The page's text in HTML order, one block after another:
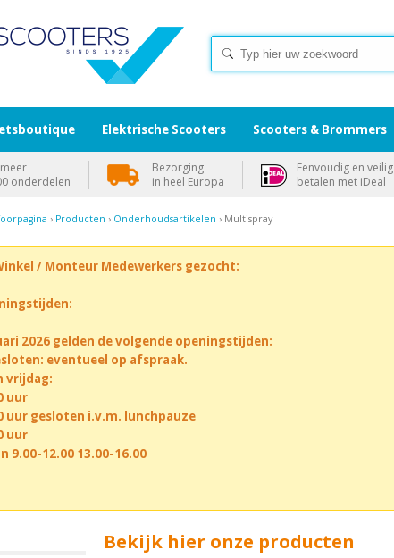
› Producten › Onderhoudsartikelen › Multispray
/ Monteur Medewerkers gezocht:
2026 gelden de volgende openingstijden:
eventueel op afspraak.
vrijdag:
uur
uur gesloten i.v.m. lunchpauze
uur
9.00-12.00 13.00-16.00
Bekijk hier onze producten
Elektrische Scooters Scooters & Brommers
onderdelen
Bezorging
in heel Europa
Eenvoudig en veilig
betalen met iDeal